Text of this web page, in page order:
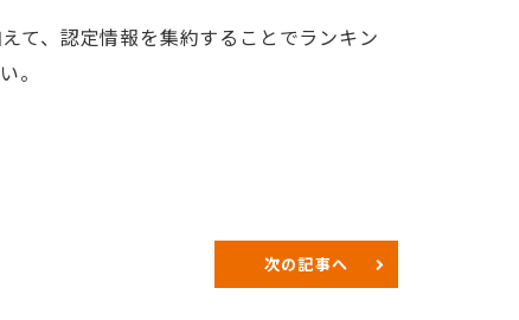
て、認定情報を集約することでランキン
。
次の記事へ